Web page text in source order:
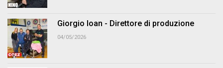
Giorgio Ioan - Direttore di produzione
04/05/2026